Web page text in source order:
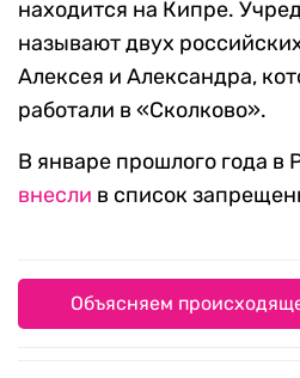
находится на Кипре.
называют двух
Алексея и Александра,
работали в «Сколково».
В январе прошлого года в
внесли в список
Объясняем